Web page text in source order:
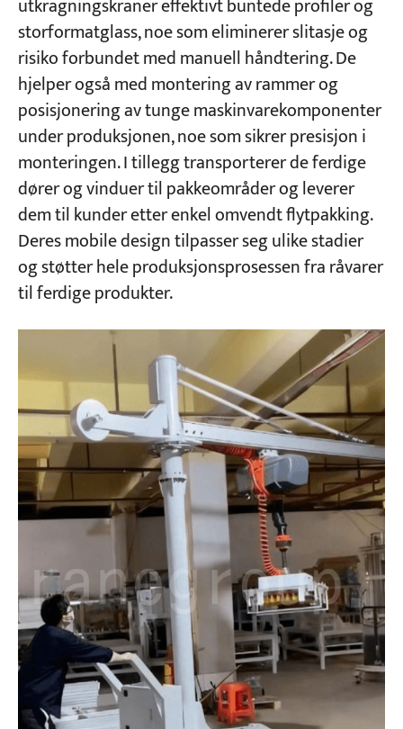
utkragningskraner effektivt buntede profiler og
storformatglass, noe som eliminerer slitasje og
risiko forbundet med manuell håndtering. De
hjelper også med montering av rammer og
posisjonering av tunge maskinvarekomponenter
under produksjonen, noe som sikrer presisjon i
monteringen. I tillegg transporterer de ferdige
dører og vinduer til pakkeområder og leverer
dem til kunder etter enkel omvendt flytpakking.
Deres mobile design tilpasser seg ulike stadier
og støtter hele produksjonsprosessen fra råvarer
til ferdige produkter.